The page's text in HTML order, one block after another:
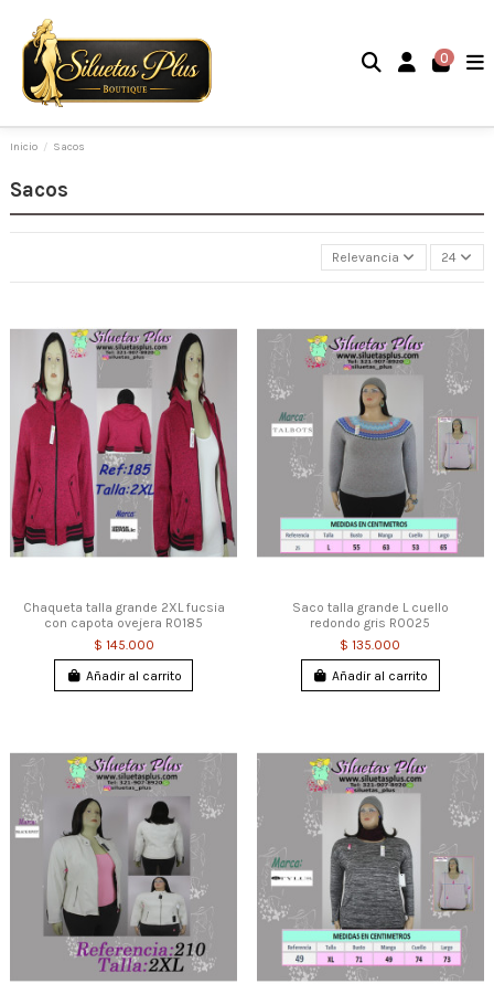
0
Inicio Sacos
Sacos
Relevancia 24
Chaqueta talla grande 2XL fucsia
con capota ovejera R0185
$ 145.000
Añadir al carrito
Saco talla grande L cuello
redondo gris R0025
$ 135.000
Añadir al carrito